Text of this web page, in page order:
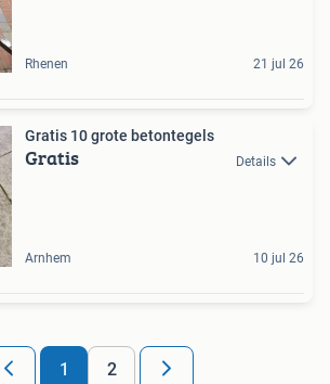
Rhenen 21 jul 26
Gratis 10 grote betontegels
Gratis Details
Arnhem 10 jul 26
1 2